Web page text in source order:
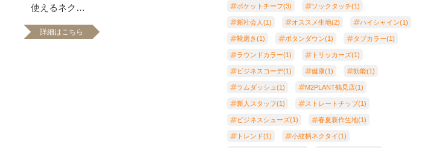
使えるネク…
詳細はこちら
ポケットチーフ(3) ソックタッチ(1)
新社会人(1) オススメ生地(2) ハイシャイン(1)
靴磨き(1) ボタンダウン(1) タブカラー(1)
ラウンドカラー(1) トリッカーズ(1)
ビジネスコーデ(1) 健康(1) 効能(1)
ラムダッシュ(1) M2PLANT鶴見店(1)
新人スタッフ(1) ストレートチップ(1)
ビジネスシューズ(1) 春夏新作生地(1)
トレンド(1) 小紋柄ネクタイ(1)